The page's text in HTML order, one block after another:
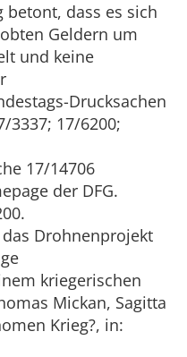
dass es sich
Geldern um
und keine
Drucksachen
3337; 17/6200;
17/14706
der DFG.
Drohnenprojekt
kriegerischen
Mickan, Sagitta
Krieg?, in: